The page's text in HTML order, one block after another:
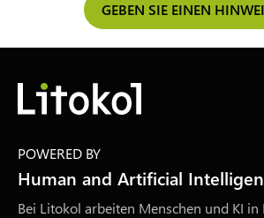
GEBEN SIE EINEN
POWERED BY
Human and Artificial
Bei Litokol arbeiten Menschen und KI